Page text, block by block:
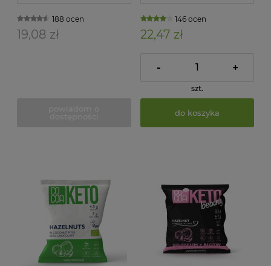
188 ocen
19,08 zł
146 ocen
22,47 zł
- +
szt.
do koszyka